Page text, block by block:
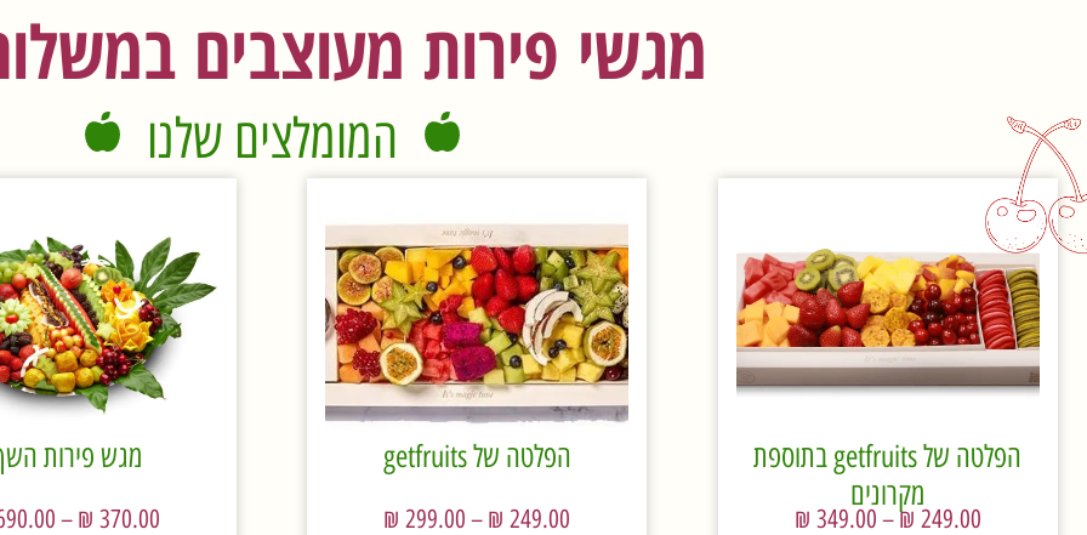
מגשי פירות מעוצבים
המומלצים שלנו
הפלטה של getfruits בתוספת
מקרונים
249.00
₪
–
349.00
₪
הפלטה של getfruits
249.00
₪
–
299.00
₪
מגש פירות
370.00
₪
–